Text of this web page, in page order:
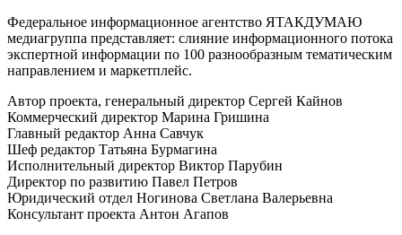
Федеральное информационное агентство ЯТАКДУМАЮ
медиагруппа представляет: слияние информационного потока
экспертной информации по 100 разнообразным тематическим
направлением и маркетплейс.
Автор проекта, генеральный директор Сергей Кайнов
Коммерческий директор Марина Гришина
Главный редактор Анна Савчук
Шеф редактор Татьяна Бурмагина
Исполнительный директор Виктор Парубин
Директор по развитию Павел Петров
Юридический отдел Ногинова Светлана Валерьевна
Консультант проекта Антон Агапов